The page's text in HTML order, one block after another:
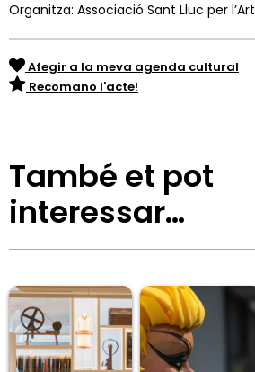
Organitza: Associació Sant Lluc per l’Art
Afegir a la meva agenda cultural
Recomano l'acte!
També et pot
interessar…